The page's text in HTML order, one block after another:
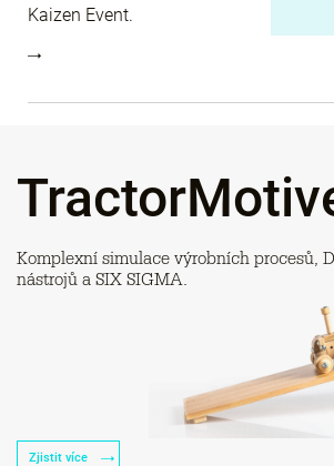
Kaizen Event.
Komplexní simulace výrobních procesů,
nástrojů a SIX SIGMA.
Zjistit více